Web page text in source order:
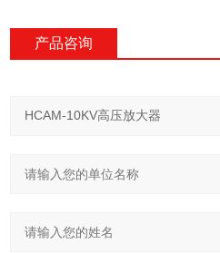
产品咨询